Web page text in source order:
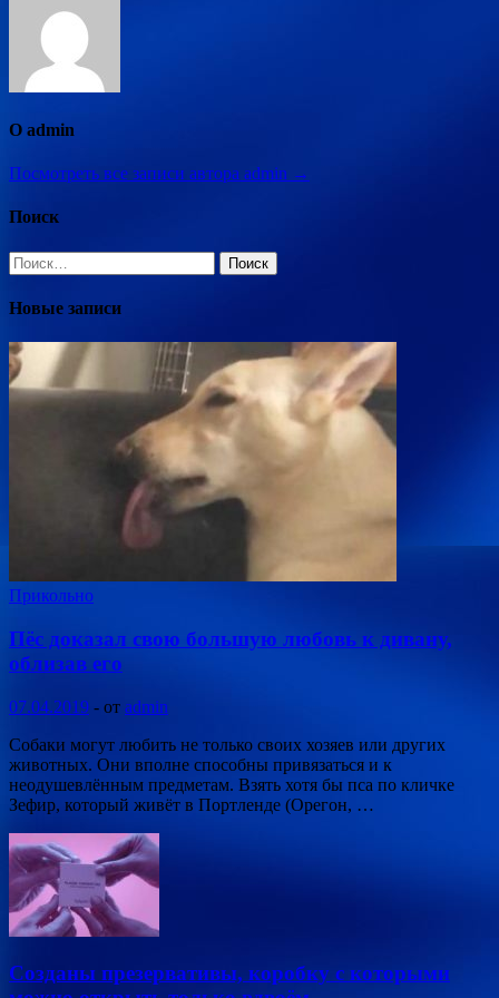
О admin
Посмотреть все записи автора admin →
Поиск
Найти:
Новые записи
Прикольно
Пёс доказал свою большую любовь к дивану,
облизав его
07.04.2019 - от admin
Собаки могут любить не только своих хозяев или других
животных. Они вполне способны привязаться и к
неодушевлённым предметам. Взять хотя бы пса по кличке
Зефир, который живёт в Портленде (Орегон, …
Созданы презервативы, коробку с которыми